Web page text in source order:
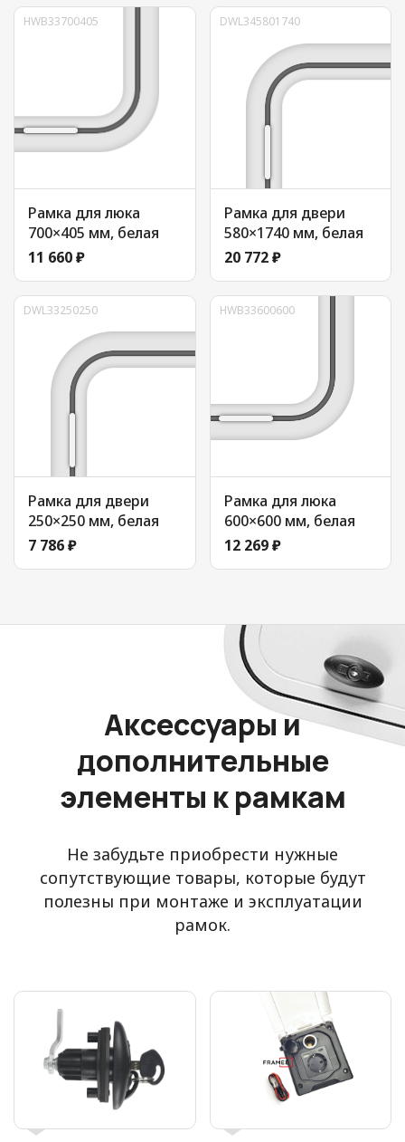
HWB33700405
Рамка для люка
700×405 мм, белая
11 660 ₽
DWL345801740
Рамка для двери
580×1740 мм, белая
20 772 ₽
DWL33250250
Рамка для двери
250×250 мм, белая
7 786 ₽
HWB33600600
Рамка для люка
600×600 мм, белая
12 269 ₽
Аксессуары и
дополнительные
элементы к рамкам
Не забудьте приобрести нужные
сопутствующие товары, которые будут
полезны при монтаже и эксплуатации
рамок.